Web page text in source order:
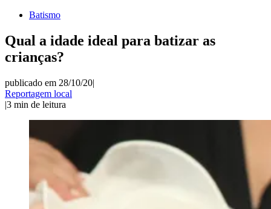
Batismo
Qual a idade ideal para batizar as
crianças?
publicado em 28/10/20|
Reportagem local
|3 min de leitura